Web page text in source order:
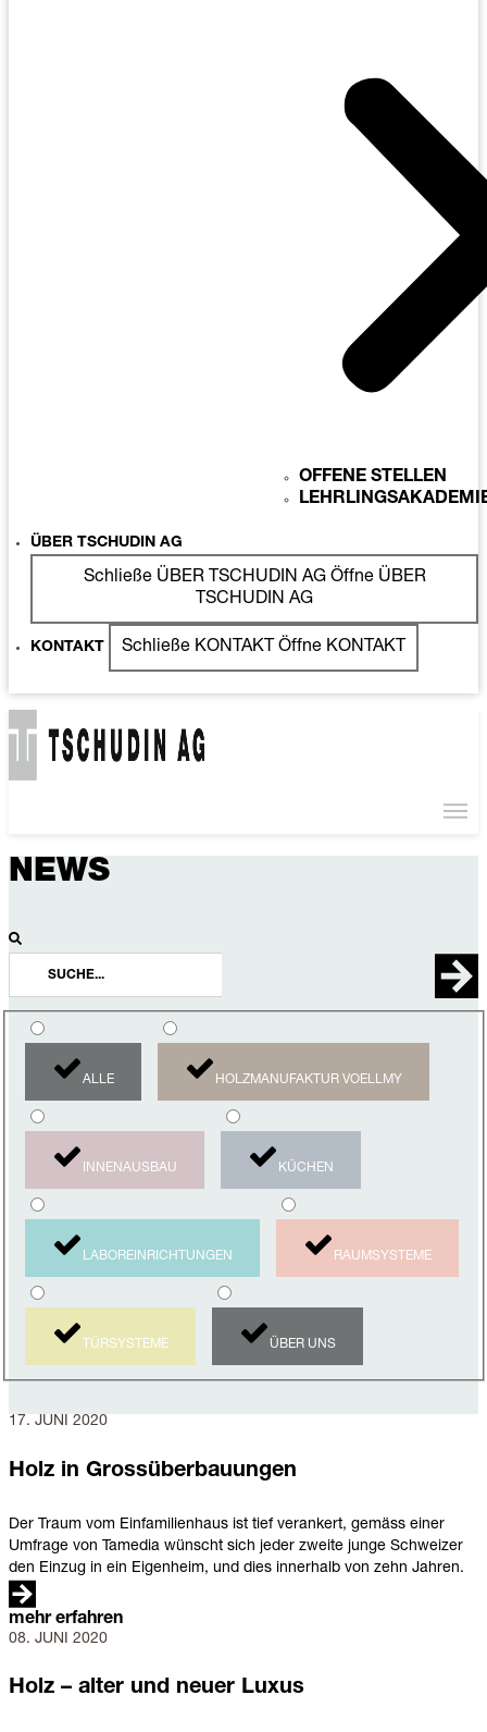
OFFENE STELLEN
ÜBER TSCHUDIN AG
Schließe ÜBER TSCHUDIN AG Öffne ÜBER
TSCHUDIN AG
KONTAKT Schließe KONTAKT Öffne KONTAKT
NEWS
ALLE HOLZMANUFAKTUR VOELLMY
INNENAUSBAU KÜCHEN
LABOREINRICHTUNGEN RAUMSYSTEME
TÜRSYSTEME ÜBER UNS
Holz
Grossüberbauungen
17. JUNI 2020
Holz in Grossüberbauungen
Der Traum vom Einfamilienhaus ist tief verankert, gemäss einer
Umfrage von Tamedia wünscht sich jeder zweite junge Schweizer
den Einzug in ein Eigenheim, und dies innerhalb von zehn Jahren.
mehr erfahren
Holz
alter
08. JUNI 2020
Holz – alter und neuer Luxus